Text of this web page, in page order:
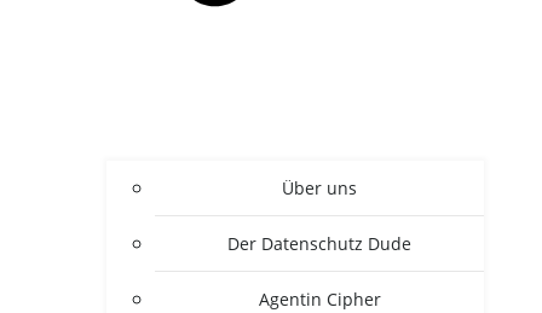
Über uns
Der Daten­schutz Dude
Agen­tin Cipher